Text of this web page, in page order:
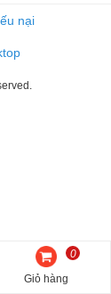
nại
Giỏ hàng
0